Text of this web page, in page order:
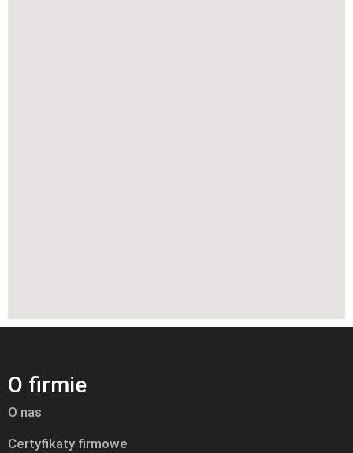
O firmie
O nas
Certyfikaty firmowe